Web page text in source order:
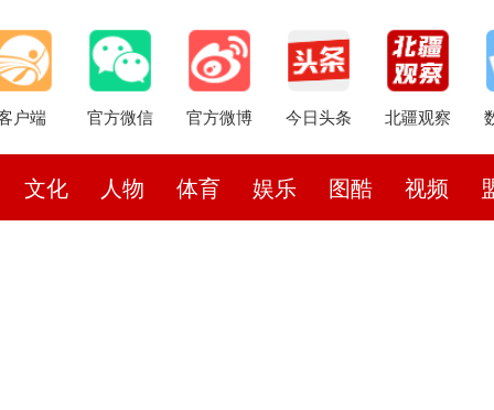
户端 官方微信 官方微博 今日头条 北疆观察
文化 人物 体育 娱乐 图酷 视频